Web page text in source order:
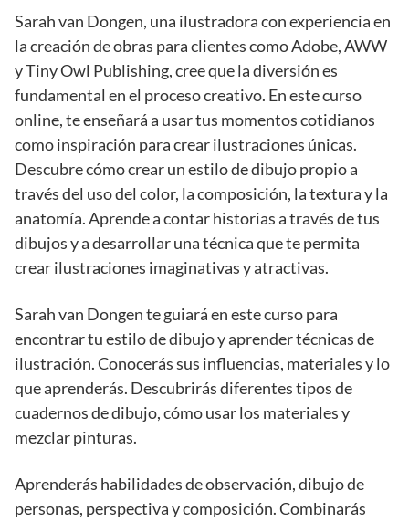
Sarah van Dongen, una ilustradora con experiencia en
la creación de obras para clientes como Adobe, AWW
y Tiny Owl Publishing, cree que la diversión es
fundamental en el proceso creativo. En este curso
online, te enseñará a usar tus momentos cotidianos
como inspiración para crear ilustraciones únicas.
Descubre cómo crear un estilo de dibujo propio a
través del uso del color, la composición, la textura y la
anatomía. Aprende a contar historias a través de tus
dibujos y a desarrollar una técnica que te permita
crear ilustraciones imaginativas y atractivas.
Sarah van Dongen te guiará en este curso para
encontrar tu estilo de dibujo y aprender técnicas de
ilustración. Conocerás sus influencias, materiales y lo
que aprenderás. Descubrirás diferentes tipos de
cuadernos de dibujo, cómo usar los materiales y
mezclar pinturas.
Aprenderás habilidades de observación, dibujo de
personas, perspectiva y composición. Combinarás